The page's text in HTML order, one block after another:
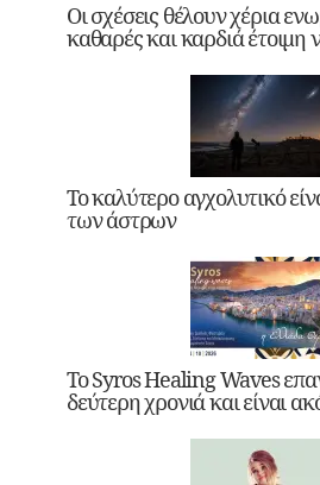
Οι σχέσεις θέλουν χέρια
καθαρές και καρδιά έτοιμη
Το καλύτερο αγχολυτικό
των άστρων
Το Syros Healing Waves
δεύτερη χρονιά και είναι